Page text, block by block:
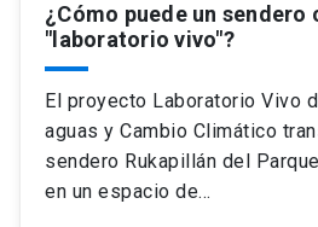
¿Cómo puede un sendero
"laboratorio vivo"?
El proyecto Laboratorio Vivo
aguas y Cambio Climático
sendero Rukapillán del
en un espacio de…